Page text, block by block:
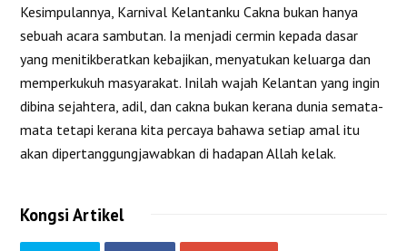
Kesimpulannya, Karnival Kelantanku Cakna bukan hanya
sebuah acara sambutan. Ia menjadi cermin kepada dasar
yang menitikberatkan kebajikan, menyatukan keluarga dan
memperkukuh masyarakat. Inilah wajah Kelantan yang ingin
dibina sejahtera, adil, dan cakna bukan kerana dunia semata-
mata tetapi kerana kita percaya bahawa setiap amal itu
akan dipertanggungjawabkan di hadapan Allah kelak.
Kongsi Artikel